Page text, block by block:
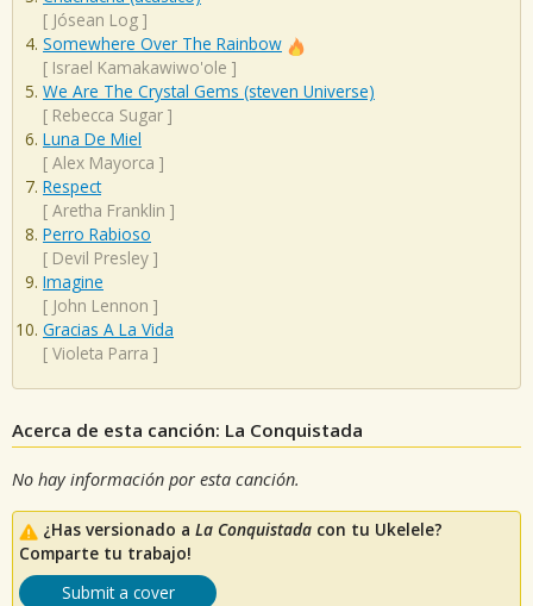
[ Jósean Log ]
Somewhere Over The Rainbow
[ Israel Kamakawiwo'ole ]
We Are The Crystal Gems (steven Universe)
[ Rebecca Sugar ]
Luna De Miel
[ Alex Mayorca ]
Respect
[ Aretha Franklin ]
Perro Rabioso
[ Devil Presley ]
Imagine
[ John Lennon ]
Gracias A La Vida
[ Violeta Parra ]
Acerca de esta canción: La Conquistada
No hay información por esta canción.
¿Has versionado a La Conquistada con tu Ukelele?
Comparte tu trabajo!
Submit a cover